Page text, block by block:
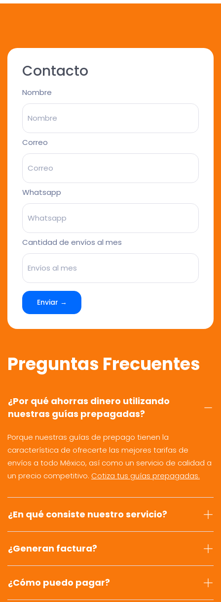
Contacto
Nombre
Correo
Whatsapp
Cantidad de envíos al mes
Enviar →
Preguntas Frecuentes
¿Por qué ahorras dinero utilizando
nuestras guías prepagadas?
Porque nuestras guías de prepago tienen la
característica de ofrecerte las mejores tarifas de
envíos a todo México, así como un servicio de calidad a
un precio competitivo. Cotiza tus guías prepagadas.
¿En qué consiste nuestro servicio?
¿Generan factura?
¿Cómo puedo pagar?